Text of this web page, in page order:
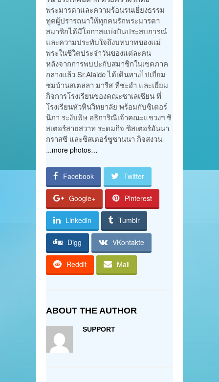
พระมารดาและความร้อนรนเยี่ยงธรรม
ทูตผู้ปรารถนาให้ทุกคนรักพระมารดา
สมาชิกได้มีโอกาสแบ่งปันประสบการณ์
และความประทับใจถึงบทบาทของแม่
พระในชีวิตประจำวันของแต่ละคน
หลังจากการพบปะกับสมาชิกในเขตภาค
กลางแล้ว Sr.Alaide ได้เดินทางไปเยี่ยม
ชมบ้านสเตลลา มารีส ที่ชะอำ และเยี่ยม
กิจการโรงเรียนของคณะซาเลเซียน ที่
โรงเรียนหัวหินวิทยาลัย พร้อมกับซิเตอร์
นิภา ระงับพิษ อธิการิณีเจ้าคณะแขวงฯ ซิ
สเตอร์สายสวาท ระดมกิจ ซิสเตอร์อันนา
กราสซี และซิสเตอร์ซูซานนา กิจสงวน
...more photos…
Facebook Twitter
Google+ Pinterest
Linkedin Tumblr
Digg VKontakte
Reddit Mail
ABOUT THE AUTHOR
SUPPORT